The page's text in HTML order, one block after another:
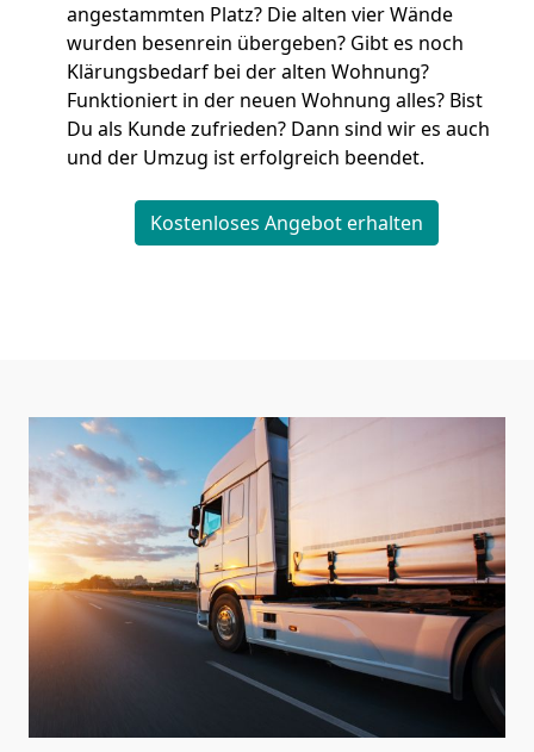
angestammten Platz? Die alten vier Wände
wurden besenrein übergeben? Gibt es noch
Klärungsbedarf bei der alten Wohnung?
Funktioniert in der neuen Wohnung alles? Bist
Du als Kunde zufrieden? Dann sind wir es auch
und der Umzug ist erfolgreich beendet.
Kostenloses Angebot erhalten